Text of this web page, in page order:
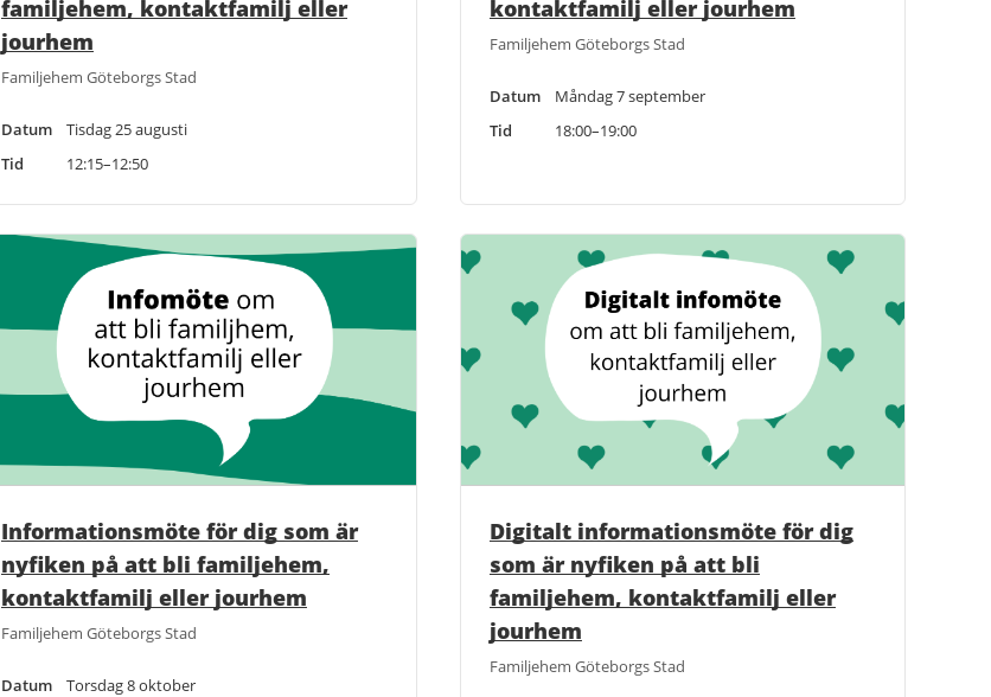
familjehem, kontaktfamilj eller
jourhem
Familjehem Göteborgs Stad
Datum
Tisdag 25 augusti
Tid
12:15–12:50
kontaktfamilj eller jourhem
Familjehem Göteborgs Stad
Datum
Måndag 7 september
Tid
18:00–19:00
Informationsmöte för dig som är
nyfiken på att bli familjehem,
kontaktfamilj eller jourhem
Familjehem Göteborgs Stad
Datum
Torsdag 8 oktober
Digitalt informationsmöte för dig
som är nyfiken på att bli
familjehem, kontaktfamilj eller
jourhem
Familjehem Göteborgs Stad